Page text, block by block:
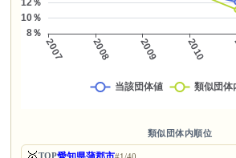
類似団体内順位
TOP